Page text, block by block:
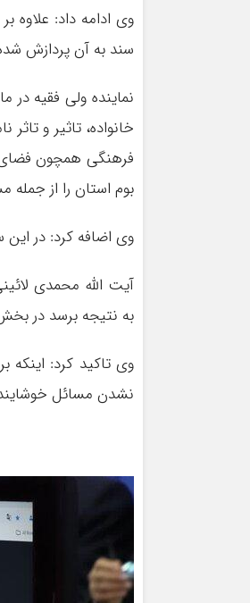
سند به آن پردازش
نماینده ولی فقیه در
خانواده، ‌تاثیر و
فرهنگی همچون
بوم استان را از
وی اضافه کرد:‌ در این
آیت الله محمدی
به نتیجه برسد در
وی تاکید کرد:
نشدن مسائل خوشایند